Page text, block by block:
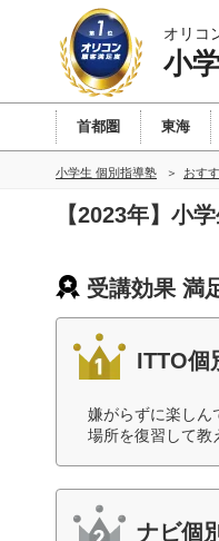
オリコ
小
首都圏 東海
小学生 個別指導塾 おす
【2023年】小
受講効果 満
ITTO個
嫌がらずに楽しん
場所を復習して教
ナビ個